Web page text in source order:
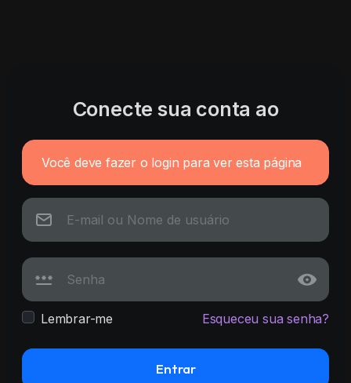
Conecte sua conta ao
Você deve fazer o login para ver esta página
Lembrar-me Esqueceu sua senha?
Entrar